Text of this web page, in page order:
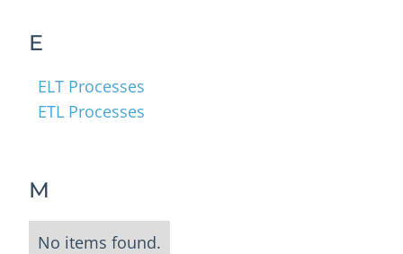
E
ELT Processes
ETL Processes
M
No items found.